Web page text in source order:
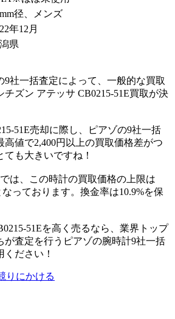
径、メンズ
年12月
県
9社一括査定によって、一般的な買取
ズン アテッサ CB0215-51E買取が決
51E売却に際し、ピアゾの9社一括
値で2,400円以上の買取価格差がつ
も大きいですね！
は、この時計の買取価格の上限は
っております。換金率は10.9%を保
51Eを高く売るなら、業界トップ
が査定を行うピアゾの腕時計9社一括
ださい！
りにかける